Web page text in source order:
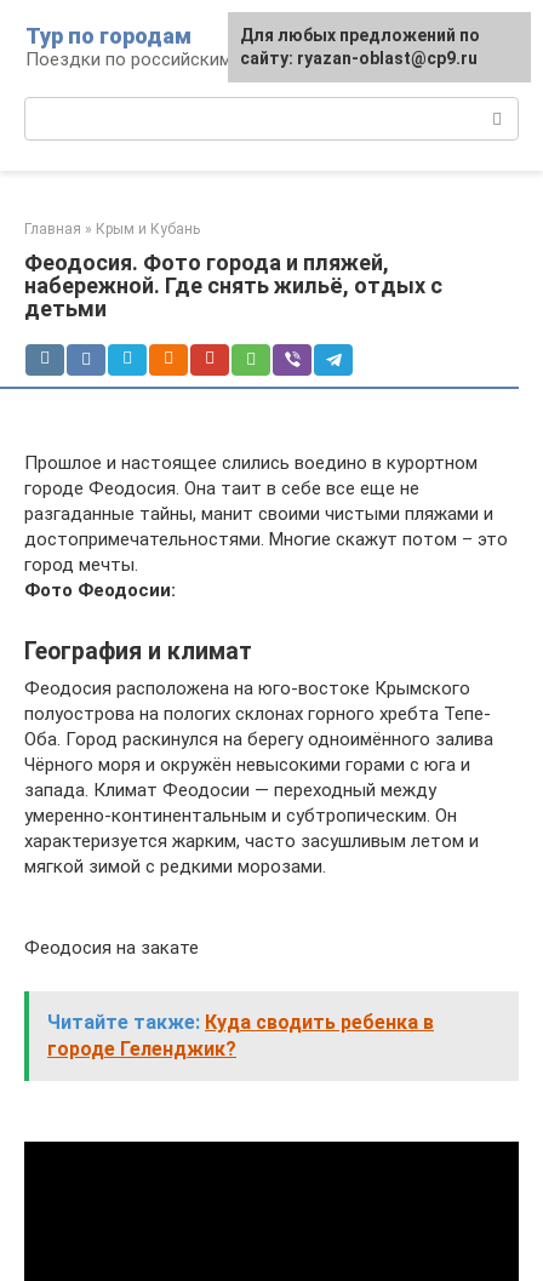
контенту
Тур по городам
Поездки по российским городам
Главная » Крым и Кубань
Феодосия. Фото города и пляжей,
набережной. Где снять жильё, отдых с
детьми
Прошлое и настоящее слились воедино в курортном
городе Феодосия. Она таит в себе все еще не
разгаданные тайны, манит своими чистыми пляжами и
достопримечательностями. Многие скажут потом – это
город мечты.
Фото Феодосии:
География и климат
Феодосия расположена на юго-востоке Крымского
полуострова на пологих склонах горного хребта Тепе-
Оба. Город раскинулся на берегу одноимённого залива
Чёрного моря и окружён невысокими горами с юга и
запада. Климат Феодосии — переходный между
умеренно-континентальным и субтропическим. Он
характеризуется жарким, часто засушливым летом и
мягкой зимой с редкими морозами.
Феодосия на закате
Читайте также: Куда сводить ребенка в
городе Геленджик?
Для любых предложений по
сайту: ryazan-oblast@cp9.ru